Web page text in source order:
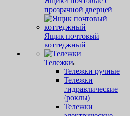
прозрачной дверцей
Ящик почтовый
коттеджный
Тележки
Тележки ручные
Тележки
гидравлические
(роклы)
Тележки